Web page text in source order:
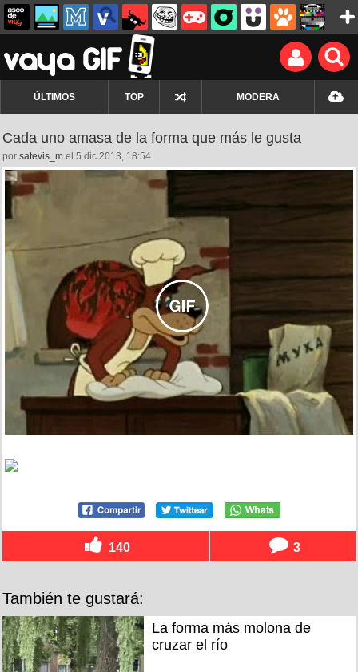
ÚLTIMOS TOP MODERA
Cada uno amasa de la forma que más le gusta
por satevis_m el 5 dic 2013, 18:54
140 3
También te gustará:
La forma más molona de
cruzar el río